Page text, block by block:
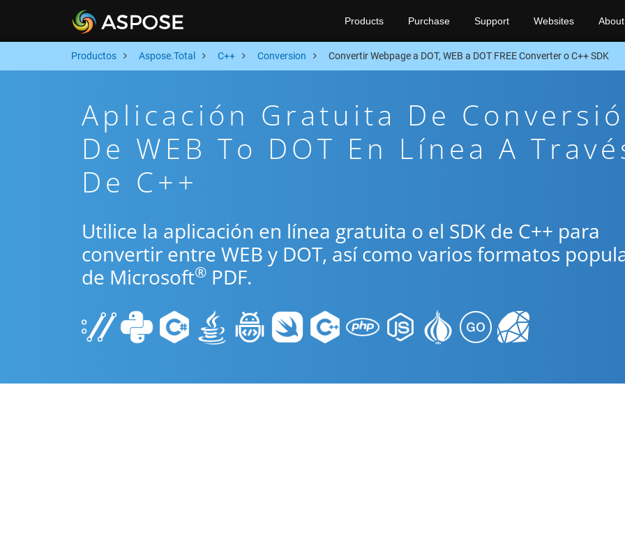
Products Purchase Support Websites About
Productos Aspose.Total C++ Conversion Convertir Webpage a DOT, WEB a DOT FREE Converter o C++ SDK
Aplicación Gratuita De
De WEB To DOT En Línea A
De C++
Utilice la aplicación en línea gratuita o el SDK de C++ para
convertir entre WEB y DOT, así como varios formatos
de Microsoft® PDF.